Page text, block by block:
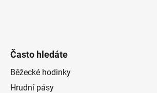
Často hledáte
Běžecké hodinky
Hrudní pásy